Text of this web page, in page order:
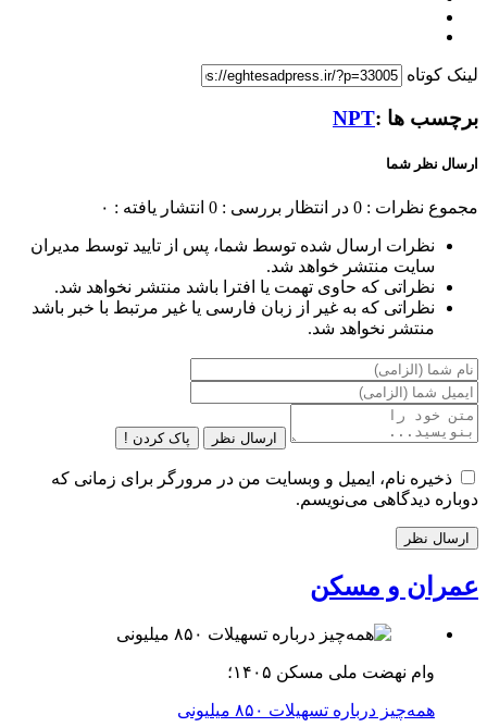
لینک کوتاه
برچسب ها :NPT
ارسال نظر شما
مجموع نظرات : 0 در انتظار بررسی : 0 انتشار یافته : ۰
نظرات ارسال شده توسط شما، پس از تایید توسط مدیران
سایت منتشر خواهد شد.
نظراتی که حاوی تهمت یا افترا باشد منتشر نخواهد شد.
نظراتی که به غیر از زبان فارسی یا غیر مرتبط با خبر باشد
منتشر نخواهد شد.
ارسال نظر پاک کردن !
ذخیره نام، ایمیل و وبسایت من در مرورگر برای زمانی که
دوباره دیدگاهی می‌نویسم.
عمران و مسکن
وام نهضت ملی مسکن ۱۴۰۵؛
همه‌چیز درباره تسهیلات ۸۵۰ میلیونی